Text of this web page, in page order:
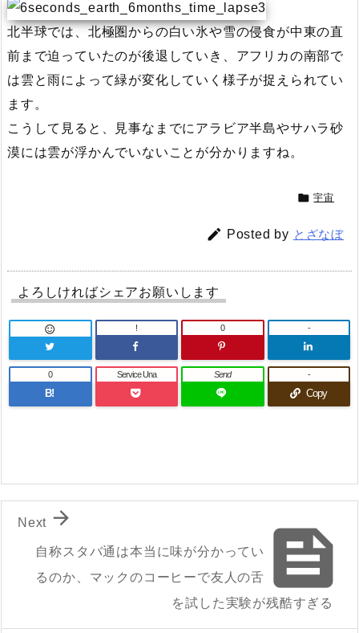
北半球では、北極圏からの白い氷や雪の侵食が中東の直
前まで迫っていたのが後退していき、アフリカの南部で
は雲と雨によって緑が変化していく様子が捉えられてい
ます。
こうして見ると、見事なまでにアラビア半島やサハラ砂
漠には雲が浮かんでいないことが分かりますね。
 宇宙
 Posted by とざなぼ
よろしければシェアお願いします
 ! 0 -
B!
0 Service Una Send
Copy
-

自称スタバ通は本当に味が分かってい
るのか、マックのコーヒーで友人の舌
を試した実験が残酷すぎる

Next